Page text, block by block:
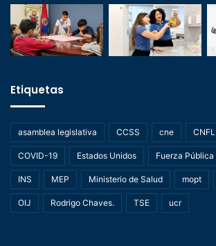
Etiquetas
asamblea legislativa CCSS cne CNFL
COVID-19 Estados Unidos Fuerza Pública
INS MEP Ministerio de Salud mopt
OIJ Rodrigo Chaves. TSE ucr